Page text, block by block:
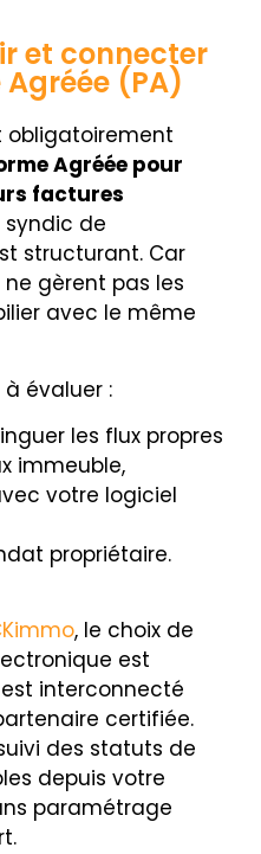
et connecter
(PA)
obligatoirement
Agréée pour
factures
syndic de
structurant. Car
gèrent pas les
avec le même
évaluer :
les flux propres
immeuble,
votre logiciel
propriétaire.
, le choix de
est
interconnecté
certifiée.
des statuts de
depuis votre
paramétrage